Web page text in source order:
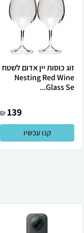
זוג כוסות יין אדום לשטח
Nesting Red Wine
Glass Se...
139
₪
קנו עכשיו